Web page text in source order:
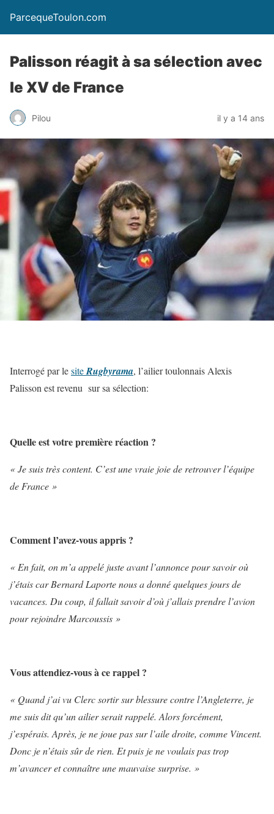
ParcequeToulon.com
Palisson réagit à sa sélection avec
le XV de France
Pilou il y a 14 ans
Interrogé par lesiteRugbyrama, l’ailier toulonnais Alexis
Palisson est revenu sur sa sélection:
Quelle est votre première réaction ?
« Je suis très content. C’est une vraie joie de retrouver l’équipe
de France »
Comment l’avez-vous appris ?
« En fait, on m’a appelé juste avant l’annonce pour savoir où
j’étais carBernard Laportenous a donné quelques jours de
vacances. Du coup, il fallait savoir d’où j’allais prendre l’avion
pour rejoindre Marcoussis »
Vous attendiez-vous à ce rappel ?
« Quand j’ai vu Clerc sortir sur blessure contre l’Angleterre, je
me suis dit qu’un ailier serait rappelé. Alors forcément,
j’espérais. Après, je ne joue pas sur l’aile droite, comme Vincent.
Donc je n’étais sûr de rien. Et puis je ne voulais pas trop
m’avancer et connaître une mauvaise surprise. »